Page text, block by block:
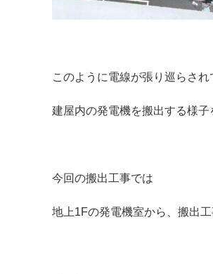
このように電線が張り巡らさ
建屋内の発電機を搬出する様子
今回の搬出工事では
地上1Fの発電機室から、搬出